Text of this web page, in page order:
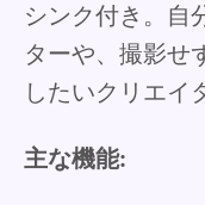
シンク付き。自
ターや、撮影せ
したいクリエイ
主な機能: